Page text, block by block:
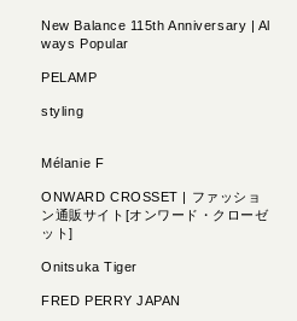
New Balance 115th Anniversary | Al
ways Popular
PELAMP
styling
Mélanie F
ONWARD CROSSET | ファッショ
ン通販サイト[オンワード・クローゼ
ット]
Onitsuka Tiger
FRED PERRY JAPAN